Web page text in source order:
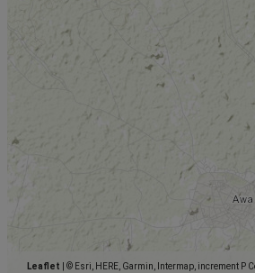
Leaflet
© Esri, HERE, Garmin, Intermap, increment P